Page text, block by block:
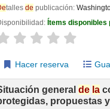
tallesde publicación:
Ítems
Hacer reserva
generalde la
propuestas